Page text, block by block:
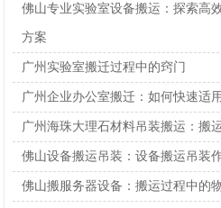
佛山专业实验室设备搬运：探索高
方案
广州实验室搬迁过程中的窍门
广州企业办公室搬迁：如何快速适
广州海珠大理石材料吊装搬运：搬
佛山设备搬运吊装：设备搬运吊装
佛山搬服务器设备：搬运过程中的